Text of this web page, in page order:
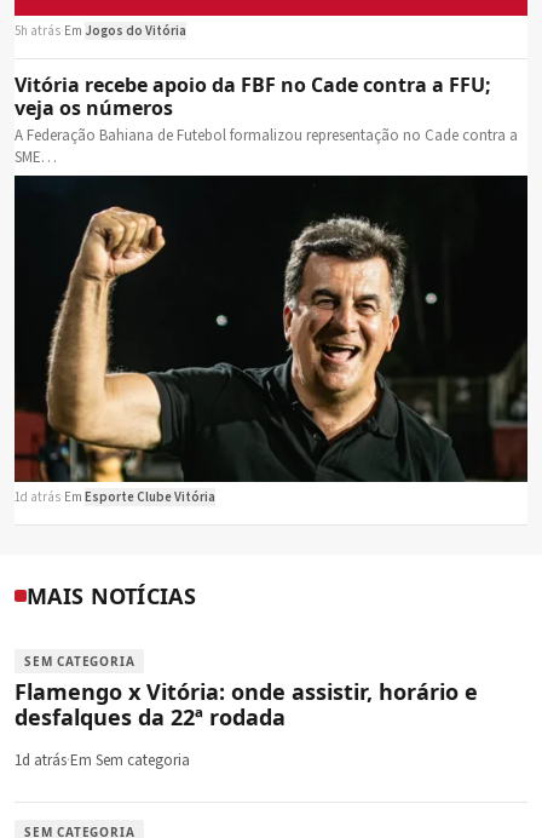
5h atrás Em Jogos do Vitória
Vitória recebe apoio da FBF no Cade contra a FFU;
veja os números
A Federação Bahiana de Futebol formalizou representação no Cade contra a
SME…
1d atrás Em Esporte Clube Vitória
MAIS NOTÍCIAS
SEM CATEGORIA
Flamengo x Vitória: onde assistir, horário e
desfalques da 22ª rodada
1d atrás·Em Sem categoria
SEM CATEGORIA